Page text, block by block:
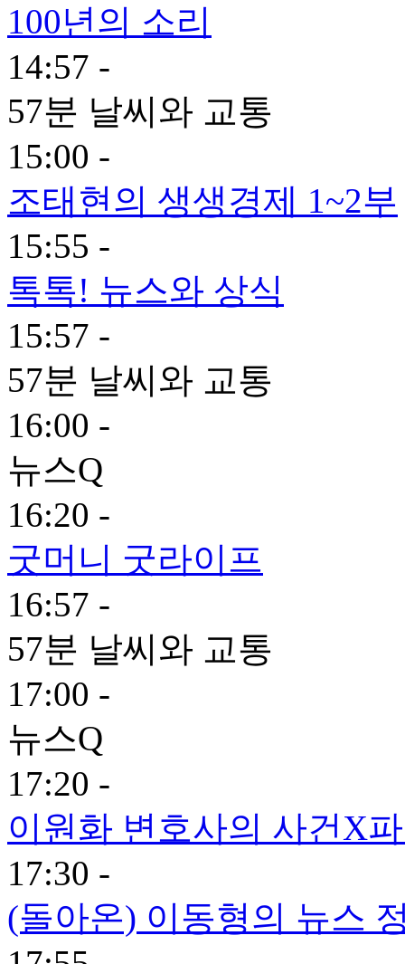
100년의 소리
14:57 -
57분 날씨와 교통
15:00 -
조태현의 생생경제 1~2부
15:55 -
톡톡! 뉴스와 상식
15:57 -
57분 날씨와 교통
16:00 -
뉴스Q
16:20 -
굿머니 굿라이프
16:57 -
57분 날씨와 교통
17:00 -
뉴스Q
17:20 -
이원화 변호사의 사건X
17:30 -
(돌아온) 이동형의 뉴스